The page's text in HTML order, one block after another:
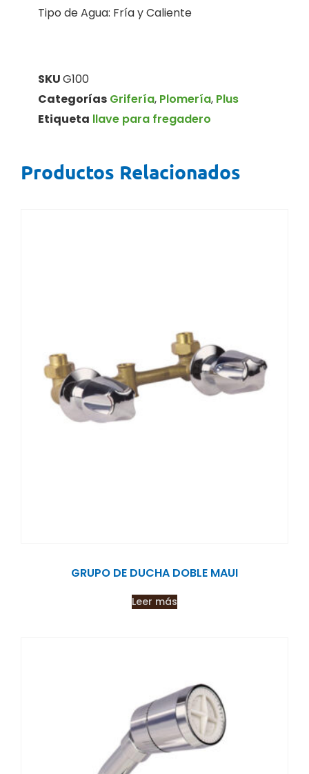
Tipo de Agua: Fría y Caliente
SKUG100
Categorías Grifería, Plomería, Plus
Etiqueta llave para fregadero
Productos Relacionados
GRUPO DE DUCHA DOBLE MAUI
Leer más